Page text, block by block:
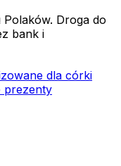
Droga do
bank i
dla córki
prezenty